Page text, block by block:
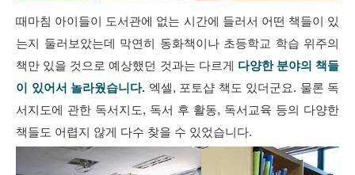
때마침 아이들이 도서관에 없는 시간에 들러서 어떤 책들이 있
는지 둘러보았는데 막연히 동화책이나 초등학교 학습 위주의
책만 있을 것으로 예상했던 것과는 다르게 다양한 분야의 책들
이 있어서 놀라웠습니다. 엑셀, 포토샵 책도 있더군요. 물론 독
서지도에 관한 독서지도, 독서 후 활동, 독서교육 등의 다양한
책들도 어렵지 않게 다수 찾을 수 있었습니다.